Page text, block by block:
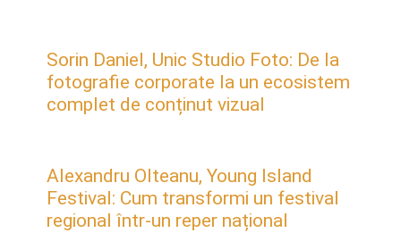
Sorin Daniel, Unic Studio Foto: De la
fotografie corporate la un ecosistem
complet de conținut vizual
Alexandru Olteanu, Young Island
Festival: Cum transformi un festival
regional într-un reper național